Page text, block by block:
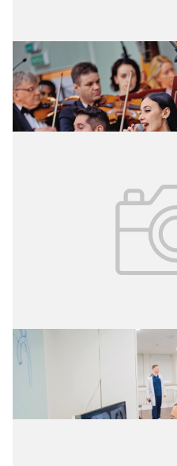
02.08.2026 № 29 (427)
Исцеляющая среда
25.07.2026 № 28 (426)
ИИ в диагностике